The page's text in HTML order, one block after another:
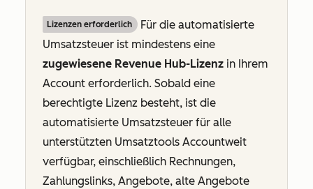
Lizenzen erforderlich
Für die automatisierte
Umsatzsteuer ist mindestens eine
zugewiesene Revenue Hub-Lizenz in Ihrem
Account erforderlich. Sobald eine
berechtigte Lizenz besteht, ist die
automatisierte Umsatzsteuer für alle
unterstützten Umsatztools Accountweit
verfügbar, einschließlich Rechnungen,
Zahlungslinks, Angebote, alte Angebote